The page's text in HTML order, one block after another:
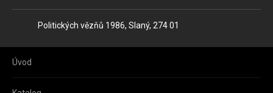
Adresa
Politických vězňů 1986, Slaný, 274 01
Úvod